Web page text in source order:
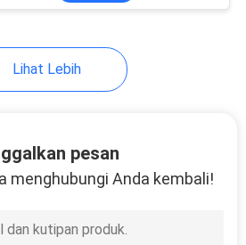
Bayi Mewah
Mainan
32
Lihat Lebih
pesan
menghubungi Anda kembali!